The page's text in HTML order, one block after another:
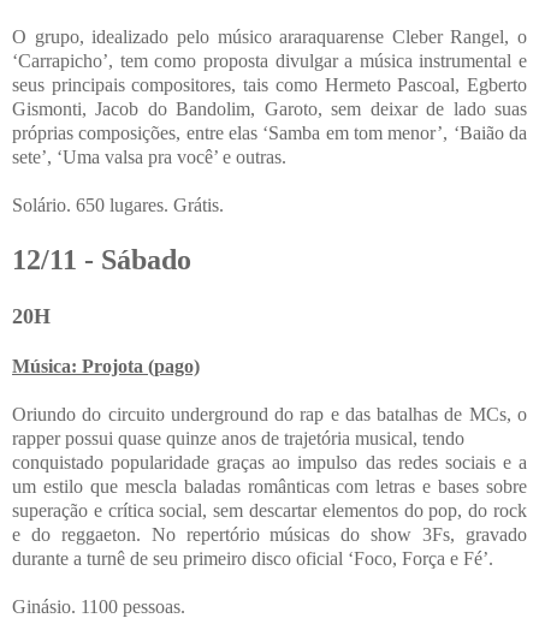
O grupo, idealizado pelo músico araraquarense Cleber Rangel, o
‘Carrapicho’, tem como proposta divulgar a música instrumental e
seus principais compositores, tais como Hermeto Pascoal, Egberto
Gismonti, Jacob do Bandolim, Garoto, sem deixar de lado suas
próprias composições, entre elas ‘Samba em tom menor’, ‘Baião da
sete’, ‘Uma valsa pra você’ e outras.
Solário. 650 lugares. Grátis.
12/11 - Sábado
20H
Música: Projota (pago)
Oriundo do circuito underground do rap e das batalhas de MCs, o
rapper possui quase quinze anos de trajetória musical, tendo
conquistado popularidade graças ao impulso das redes sociais e a
um estilo que mescla baladas românticas com letras e bases sobre
superação e crítica social, sem descartar elementos do pop, do rock
e do reggaeton. No repertório músicas do show 3Fs, gravado
durante a turnê de seu primeiro disco oficial ‘Foco, Força e Fé’.
Ginásio. 1100 pessoas.